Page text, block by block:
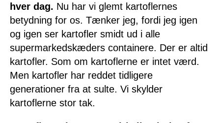
hver dag. Nu har vi glemt kartoflernes
betydning for os. Tænker jeg, fordi jeg igen
og igen ser kartofler smidt ud i alle
supermarkedskæders containere. Der er altid
kartofler. Som om kartoflerne er intet værd.
Men kartofler har reddet tidligere
generationer fra at sulte. Vi skylder
kartoflerne stor tak.